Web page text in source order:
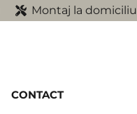
Montaj la domiciliu
CONTACT